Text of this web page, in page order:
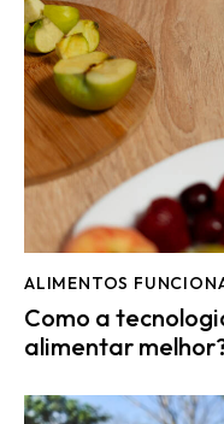
ALIMENTOS
Como a
alimentar